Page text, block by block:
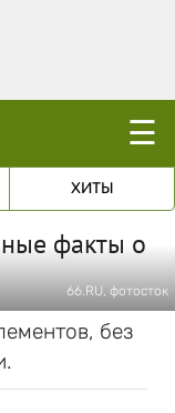
☰
ХИТЫ
факты о
66.RU, фотосток
без